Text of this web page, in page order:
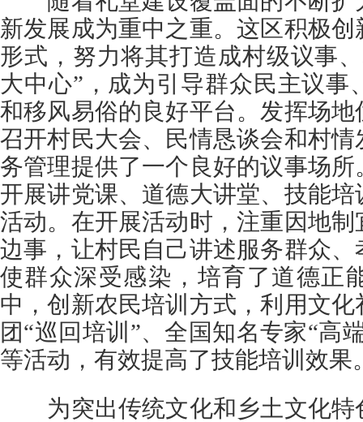
新发展成为重中之重。这区积极
形式，努力将其打造成村级议事
大中心”，成为引导群众民主议事
和移风易俗的良好平台。发挥场
召开村民大会、民情恳谈会和村
务管理提供了一个良好的议事场
开展讲党课、道德大讲堂、技能
活动。在开展活动时，注重因地
边事，让村民自己讲述服务群众
使群众深受感染，培育了道德正
中，创新农民培训方式，利用文
团“巡回培训”、全国知名专家“高
等活动，有效提高了技能培训效果
为突出传统文化和乡土文化特